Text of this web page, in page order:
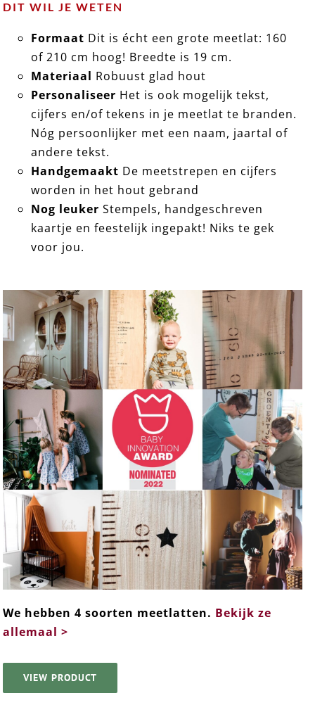
DIT WIL JE WETEN
Formaat Dit is écht een grote meetlat: 160
of 210 cm hoog! Breedte is 19 cm.
Materiaal Robuust glad hout
Personaliseer Het is ook mogelijk tekst,
cijfers en/of tekens in je meetlat te branden.
Nóg persoonlijker met een naam, jaartal of
andere tekst.
Handgemaakt De meetstrepen en cijfers
worden in het hout gebrand
Nog leuker Stempels, handgeschreven
kaartje en feestelijk ingepakt! Niks te gek
voor jou.
We hebben 4 soorten meetlatten. Bekijk ze
allemaal >
VIEW PRODUCT